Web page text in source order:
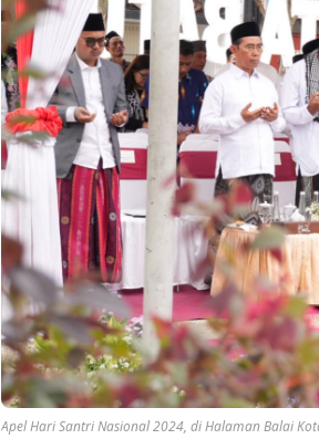
Apel Hari Santri Nasional 2024, di Halaman Balai